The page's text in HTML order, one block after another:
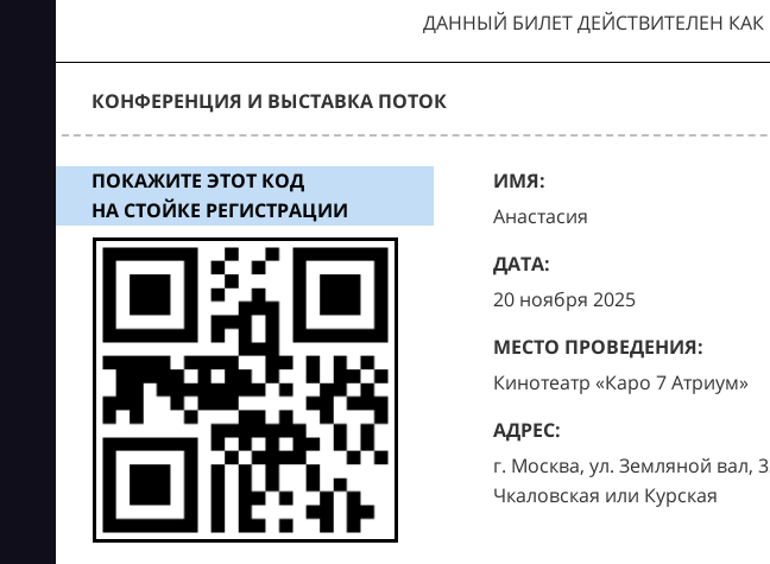
ДАННЫЙ БИЛЕТ ДЕЙСТВИТЕЛЕН
КОНФЕРЕНЦИЯ И ВЫСТАВКА ПОТОК
ПОКАЖИТЕ ЭТОТ КОД
НА СТОЙКЕ РЕГИСТРАЦИИ
ИМЯ:
Анастасия
ДАТА:
20 ноября 2025
МЕСТО ПРОВЕДЕНИЯ:
Кинотеатр «Каро 7 Атриум»
АДРЕС:
г. Москва, ул. Земляной вал,
Чкаловская или Курская